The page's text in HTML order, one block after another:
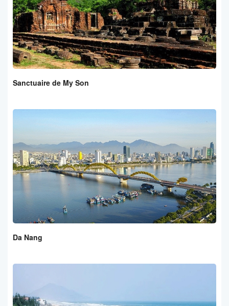
Sanctuaire de My Son
Da Nang